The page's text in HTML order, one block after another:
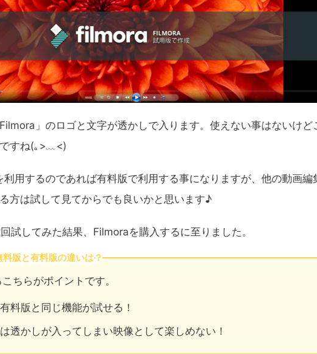
」のロゴと文字が透かしで入ります。使えない事はないけど
すね(｡>﹏<)
用するのであれば有料版で利用する事になりますが、他の動画編
方は試して見てからでも良いかと思います♪
試してみた結果、Filmoraを購入するに至りました。
版と有料版の違いは？
ちらがポイントです。
料版と同じ機能が試せる！
透かしが入ってしまい映像として楽しめない！